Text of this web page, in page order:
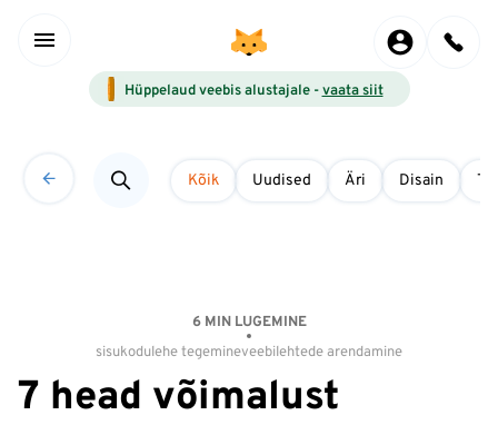
Hüppelaud veebis alustajale -vaata siit
Kõik Uudised Äri Disain
6 MIN LUGEMINE
sisukodulehe tegemineveebilehtede arendamine
7 head võimalust